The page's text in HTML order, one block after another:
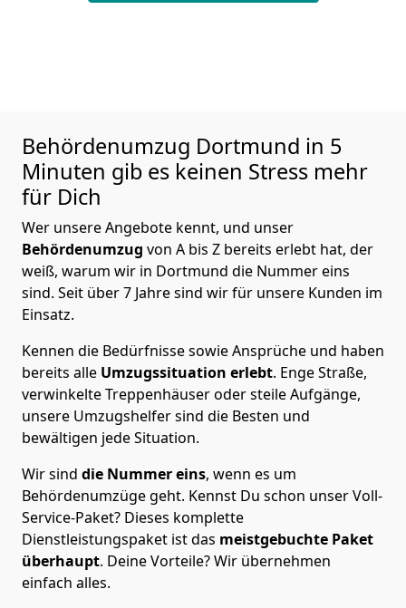
Behördenumzug Dortmund in 5
Minuten gib es keinen Stress mehr
für Dich
Wer unsere Angebote kennt, und unser
Behördenumzug von A bis Z bereits erlebt hat, der
weiß, warum wir in Dortmund die Nummer eins
sind. Seit über 7 Jahre sind wir für unsere Kunden im
Einsatz.
Kennen die Bedürfnisse sowie Ansprüche und haben
bereits alle Umzugssituation erlebt. Enge Straße,
verwinkelte Treppenhäuser oder steile Aufgänge,
unsere Umzugshelfer sind die Besten und
bewältigen jede Situation.
Wir sind die Nummer eins, wenn es um
Behördenumzüge geht. Kennst Du schon unser Voll-
Service-Paket? Dieses komplette
Dienstleistungspaket ist das meistgebuchte Paket
überhaupt. Deine Vorteile? Wir übernehmen
einfach alles.